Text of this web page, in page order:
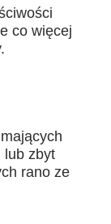
co więcej
lub zbyt
rano ze